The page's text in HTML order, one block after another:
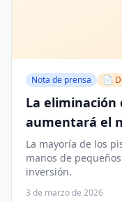
Nota de prensa 📄
La eliminación
aumentará el
manos de
La mayoría de los
manos de
inversión.
3 de marzo de 2026